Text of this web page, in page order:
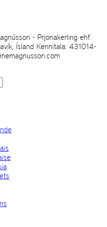
- Prjonakerling ehf.
Ísland Kennitala: 431014-